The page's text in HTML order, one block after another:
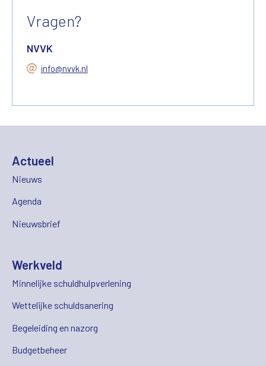
Vragen?
NVVK
info@nvvk.nl
Actueel
Nieuws
Agenda
Nieuwsbrief
Werkveld
Minnelijke schuldhulpverlening
Wettelijke schuldsanering
Begeleiding en nazorg
Budgetbeheer